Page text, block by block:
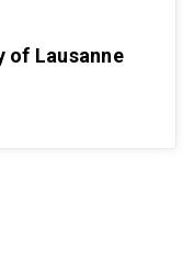
of Lausanne